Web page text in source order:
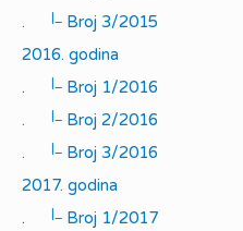
.
|_
Broj 3/2015
2016. godina
.
|_
Broj 1/2016
.
|_
Broj 2/2016
.
|_
Broj 3/2016
2017. godina
.
|_
Broj 1/2017